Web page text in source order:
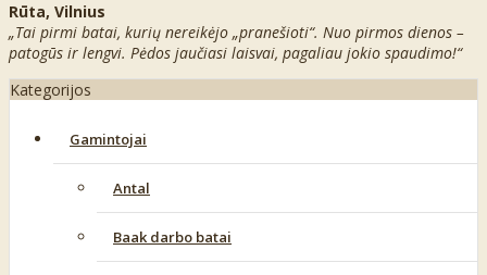
Rūta, Vilnius
„Tai pirmi batai, kurių nereikėjo „pranešioti“. Nuo pirmos dienos –
patogūs ir lengvi. Pėdos jaučiasi laisvai, pagaliau jokio spaudimo!“
Kategorijos
Gamintojai
Antal
Baak darbo batai